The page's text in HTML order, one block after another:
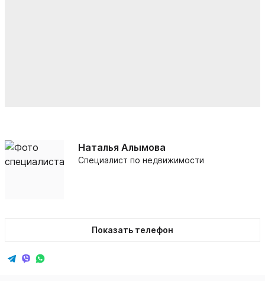
Наталья Алымова
Специалист по недвижимости
Показать телефон